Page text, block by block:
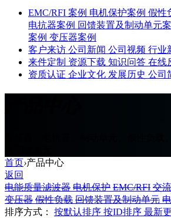
EMC/RFI 案例 电机保护案例 假性
电抗器案例 回馈装置及制动单元
案例 变压器案例
客户来访 公司新闻 公司视频 行业
来件定制 资源下载 知识问答 在线
资质认证 企业文化 发展历史 公司
首页›产品中心
返回
电能质量滤波器 电机保护 EMC/RFI 交
变压器 假性负载 回馈装置及制动单元
排序方式：
按默认排序 按ID排序 最新